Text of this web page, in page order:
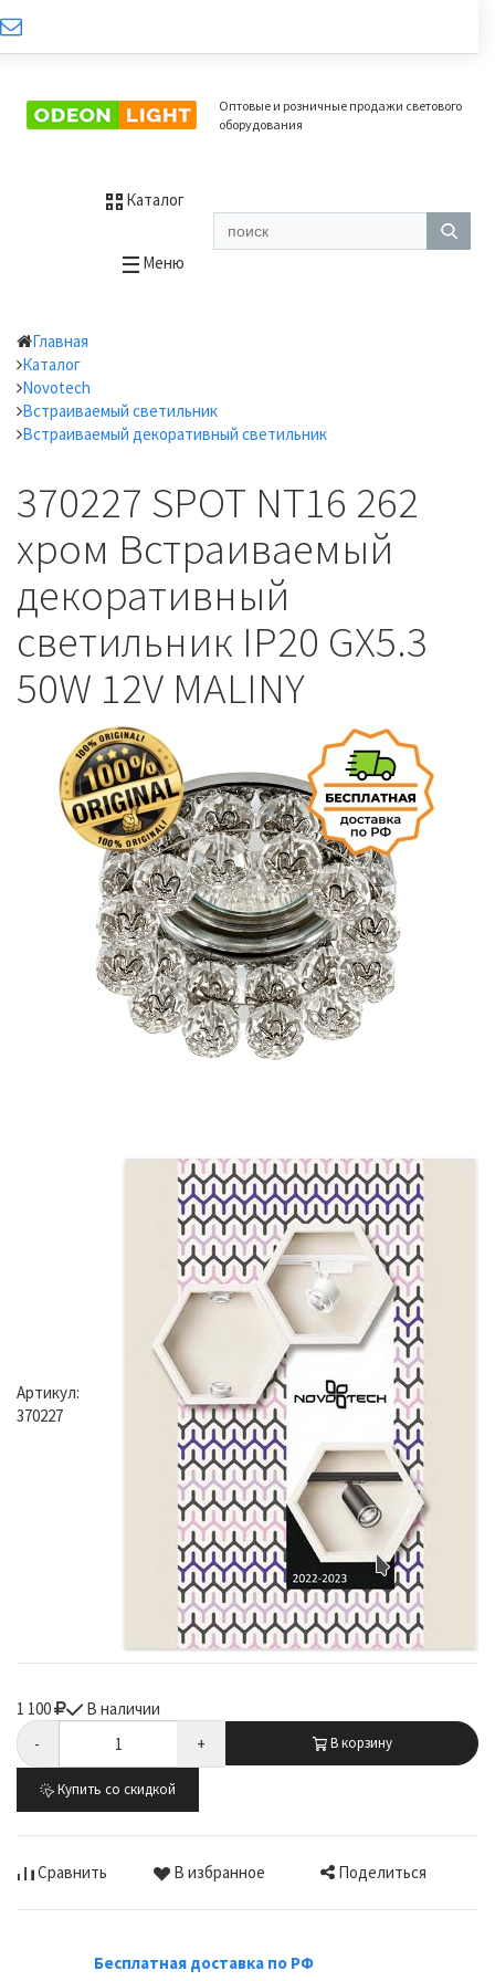
Оптовые и розничные продажи светового
оборудования
Каталог
Меню
Главная
Каталог
Novotech
Встраиваемый светильник
Встраиваемый декоративный светильник
370227 SPOT NT16 262
хром Встраиваемый
декоративный
светильник IP20 GX5.3
50W 12V MALINY
Артикул:
370227
1 100
В наличии
-
+ В корзину
Купить со скидкой
Сравнить В избранное Поделиться
Бесплатная доставка по РФ